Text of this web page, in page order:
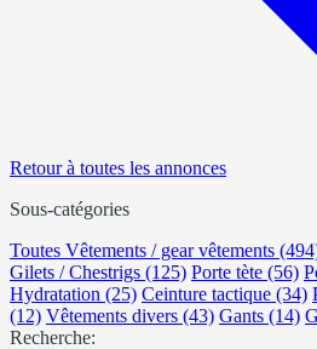
Retour à toutes les annonces
Sous-catégories
Toutes Vêtements / gear vêtements
Gilets / Chestrigs (125) Porte tète (56)
Hydratation (25) Ceinture tactique (34)
(12) Vêtements divers (43) Gants (14)
Recherche: